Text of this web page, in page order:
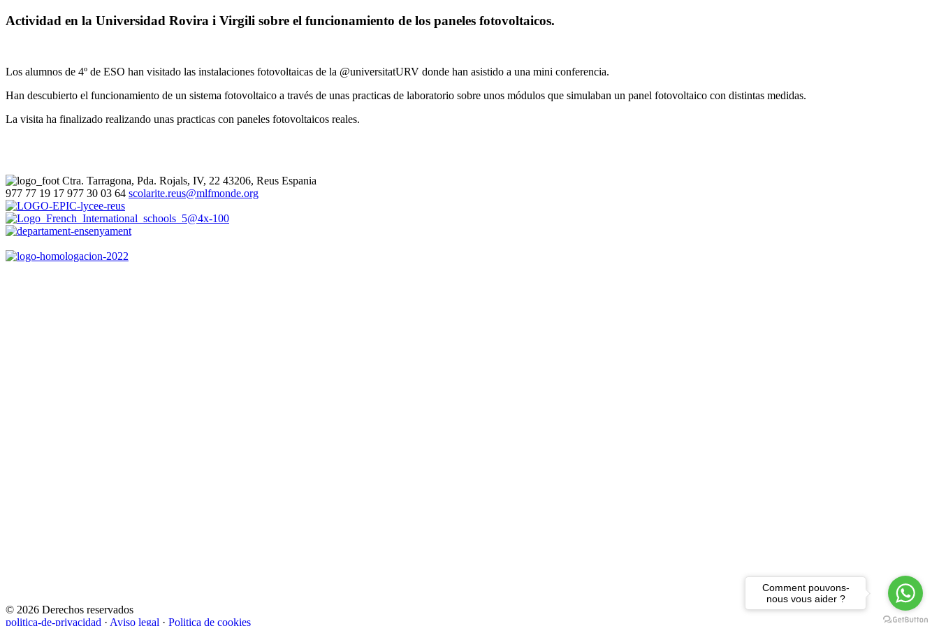
Actividad en la Universidad Rovira i Virgili sobre el funcionamiento de los paneles fotovoltaicos.
Los alumnos de 4º de ESO han visitado las instalaciones fotovoltaicas de la @universitatURV donde han asistido a una mini conferencia.
Han descubierto el funcionamiento de un sistema fotovoltaico a través de unas practicas de laboratorio sobre unos módulos que simulaban un panel fotovoltaico con distintas medidas.
La visita ha finalizado realizando unas practicas con paneles fotovoltaicos reales.
Ctra. Tarragona, Pda. Rojals, IV, 22 43206, Reus Espania
977 77 19 17 977 30 03 64 scolarite.reus@mlfmonde.org
© 2026 Derechos reservados
politica-de-privacidad · Aviso legal · Politica de cookies
Comment pouvons-
nous vous aider ?